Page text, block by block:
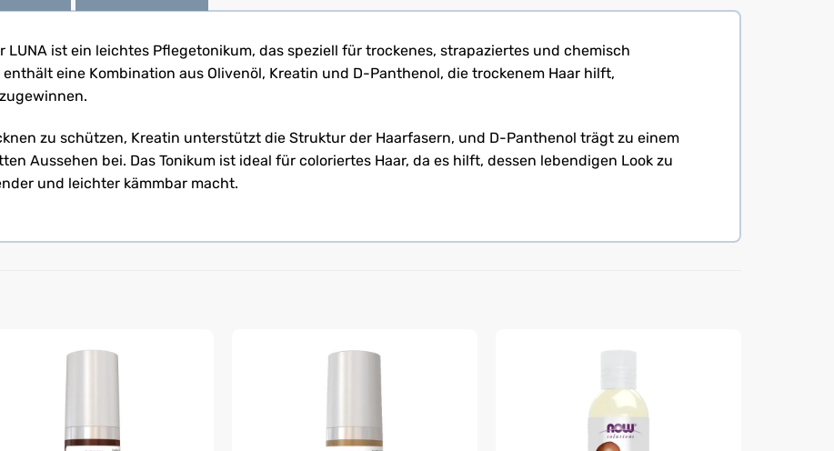
LUNA ist ein leichtes Pflegetonikum, das speziell für trockenes, strapaziertes und chemisch
eine Kombination aus Olivenöl, Kreatin und D-Panthenol, die trockenem Haar hilft,
zu schützen, Kreatin unterstützt die Struktur der Haarfasern, und D-Panthenol trägt zu einem
Aussehen bei. Das Tonikum ist ideal für coloriertes Haar, da es hilft, dessen lebendigen Look zu
und leichter kämmbar macht.